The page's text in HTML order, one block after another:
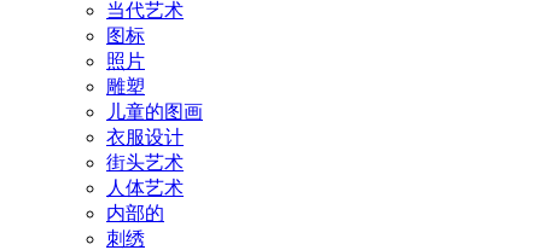
当代艺术
图标
照片
雕塑
儿童的图画
衣服设计
街头艺术
人体艺术
内部的
刺绣